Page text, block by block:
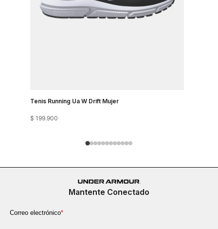
Tenis Running Ua W Drift Mujer
$ 199.900
Mantente Conectado